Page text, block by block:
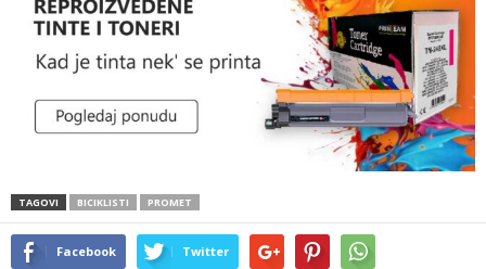
TAGOVI BICIKLISTI PROMET
Facebook Twitter